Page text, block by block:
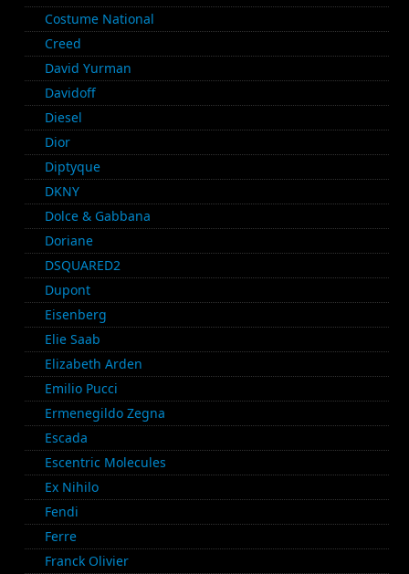
Costume National
Creed
David Yurman
Davidoff
Diesel
Dior
Diptyque
DKNY
Dolce & Gabbana
Doriane
DSQUARED2
Dupont
Eisenberg
Elie Saab
Elizabeth Arden
Emilio Pucci
Ermenegildo Zegna
Escada
Escentric Molecules
Ex Nihilo
Fendi
Ferre
Franck Olivier